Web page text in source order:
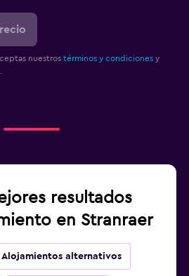
nuestros términos y condiciones y
resultados
en Stranraer
Alojamientos alternativos